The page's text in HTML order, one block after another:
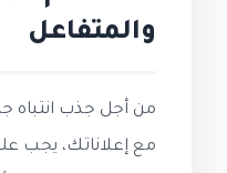
والمتفاعل
من أجل جذب انتباه
مع إعلاناتك، يجب